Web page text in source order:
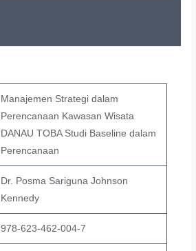
Manajemen Strategi dalam
Perencanaan Kawasan Wisata
DANAU TOBA Studi Baseline dalam
Perencanaan
Dr. Posma Sariguna Johnson
Kennedy
978-623-462-004-7